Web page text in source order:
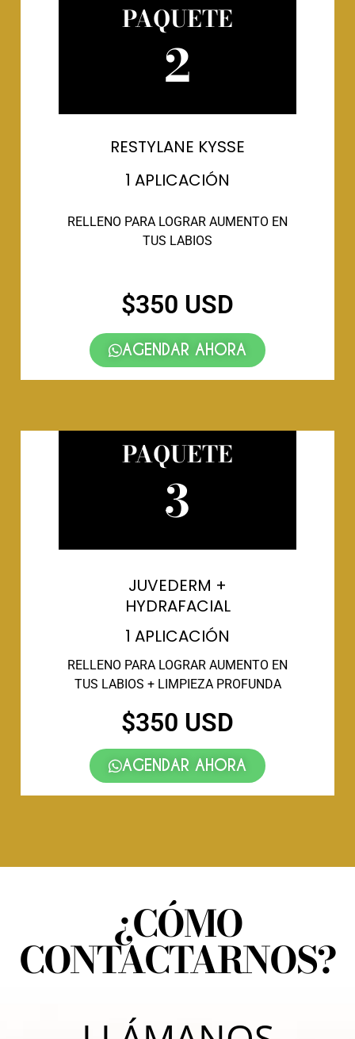
PAQUETE
2
RESTYLANE KYSSE
1 APLICACIÓN
RELLENO PARA LOGRAR AUMENTO EN
TUS LABIOS
$350 USD
AGENDAR AHORA
PAQUETE
3
JUVEDERM +
HYDRAFACIAL
1 APLICACIÓN
RELLENO PARA LOGRAR AUMENTO EN
TUS LABIOS + LIMPIEZA PROFUNDA
$350 USD
AGENDAR AHORA
¿CÓMO
CONTACTARNOS?